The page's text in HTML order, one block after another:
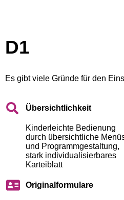
D1
Es gibt viele Gründe für den
Übersichtlichkeit
Kinderleichte Bedienung
durch übersichtliche
und Programmgestaltung,
stark individualisierbares
Karteiblatt
Originalformulare